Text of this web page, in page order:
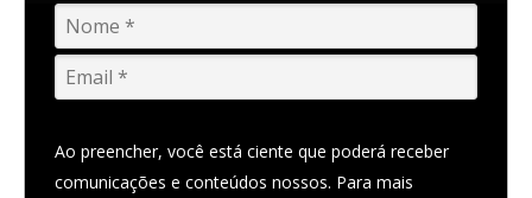
Ao preencher, você está ciente que poderá receber
comunicações e conteúdos nossos. Para mais